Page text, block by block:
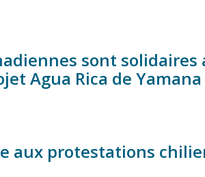
sont solidaires
Agua Rica de Yamana
aux protestations